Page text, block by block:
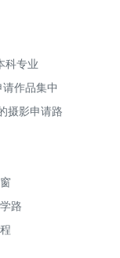
科专业
作品集中
摄影申请路
路